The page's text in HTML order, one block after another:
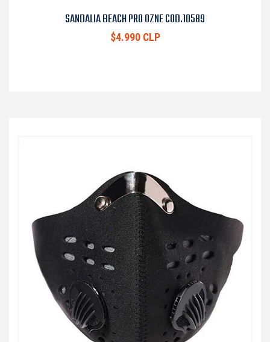
SANDALIA BEACH PRO OZNE COD.10589
$4.990 CLP